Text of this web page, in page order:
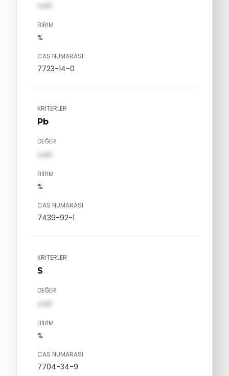
val1
BIRIM
%
CAS NUMARASI
7723-14-0
KRITERLER
Pb
DEĞER
val1
BIRIM
%
CAS NUMARASI
7439-92-1
KRITERLER
S
DEĞER
val1
BIRIM
%
CAS NUMARASI
7704-34-9